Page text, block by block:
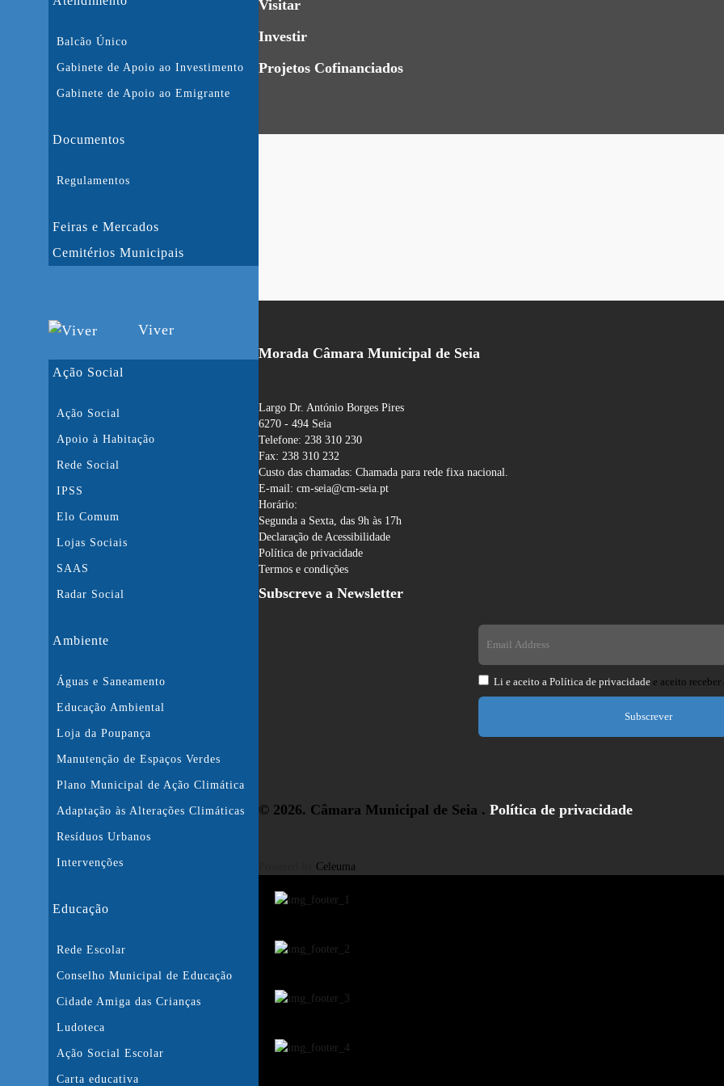
Balcão Único
Gabinete de Apoio ao Investimento
Gabinete de Apoio ao Emigrante
Documentos
Regulamentos
Feiras e Mercados
Cemitérios Municipais
Viver
Ação Social
Ação Social
Apoio à Habitação
Rede Social
IPSS
Elo Comum
Lojas Sociais
SAAS
Radar Social
Ambiente
Águas e Saneamento
Educação Ambiental
Loja da Poupança
Manutenção de Espaços Verdes
Plano Municipal de Ação Climática
Adaptação às Alterações Climáticas
Resíduos Urbanos
Intervenções
Educação
Rede Escolar
Conselho Municipal de Educação
Cidade Amiga das Crianças
Ludoteca
Ação Social Escolar
Carta educativa
Visitar
Investir
Projetos Cofinanciados
Morada Câmara Municipal de Seia
Largo Dr. António Borges Pires
6270 - 494 Seia
Telefone: 238 310 230
Fax: 238 310 232
Custo das chamadas: Chamada para rede fixa nacional.
E-mail: cm-seia@cm-seia.pt
Horário:
Segunda a Sexta, das 9h às 17h
Declaração de Acessibilidade
Política de privacidade
Termos e condições
Subscreve a Newsletter
Li e aceito a Política de privacidade e aceito receber
Subscrever
© 2026. Câmara Municipal de Seia . Política de privacidade
Celeuma